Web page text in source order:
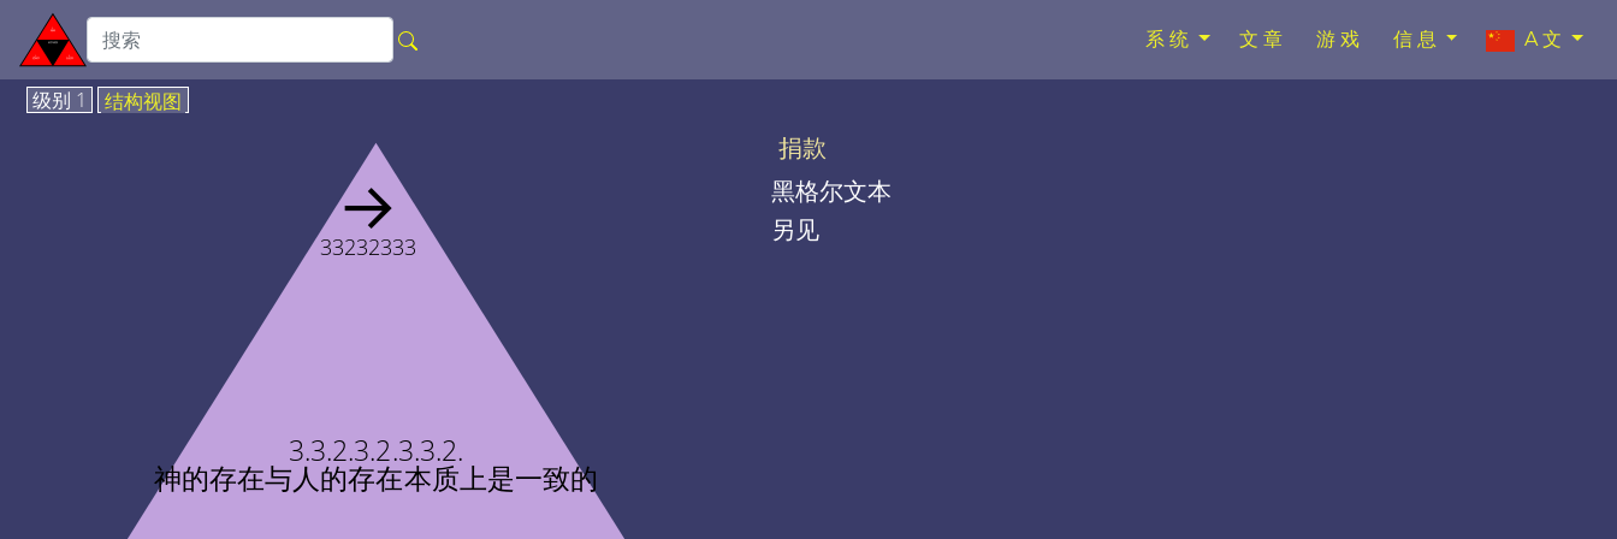
系统 文章 游戏 信息 A文
级别 1 结构视图
3.3.2.3.2.3.3.2.
神的存在与人的存在本质上是一致的
→
33232333
捐款
黑格尔文本
另见